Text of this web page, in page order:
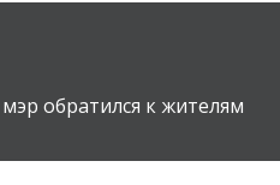
обратился к жителям